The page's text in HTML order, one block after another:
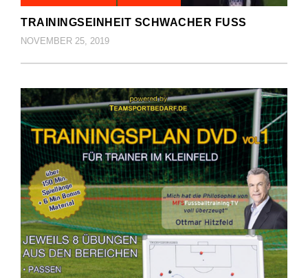
TRAININGSEINHEIT SCHWACHER FUSS
NOVEMBER 25, 2019